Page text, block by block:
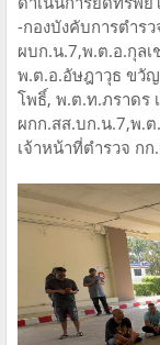
-กองบังคับการตำร
ผบก.น.7,พ.ต.อ.กุลเ
พ.ต.อ.อัษฎาวุธ ขวั
โพธิ์, พ.ต.ท.ภราดร
ผกก.สส.บก.น.7,พ.
เจ้าหน้าที่ตำรวจ ก